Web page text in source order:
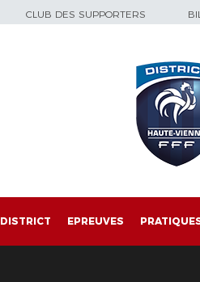
CLUB DES SUPPORTERS
DISTRICT EPREUVES